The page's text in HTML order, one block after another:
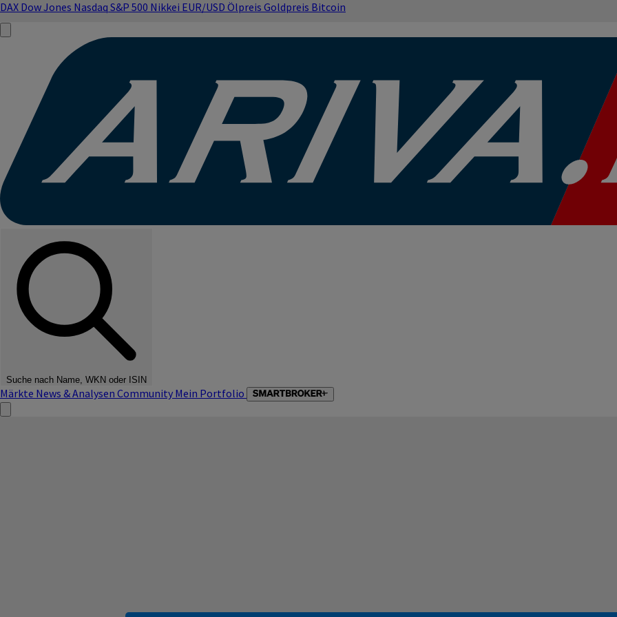
DAX Dow Jones Nasdaq S&P 500 Nikkei EUR/USD Ölpreis Goldpreis Bitcoin
Suche nach Name, WKN oder ISIN
Märkte News & Analysen Community Mein Portfolio